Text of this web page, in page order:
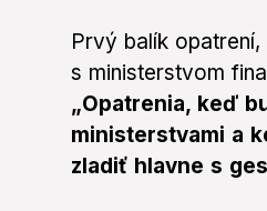
Prvý balík
s ministerstvom
„Opatrenia, keď
ministerstvami a
zladiť hlavne s